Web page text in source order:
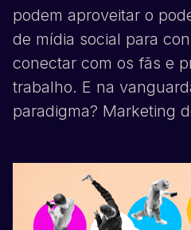
podem aproveitar o
de mídia social para
conectar com os fãs e
trabalho. E na
paradigma? Marketing